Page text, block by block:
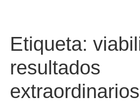
Etiqueta:
resultados
extraordinarios